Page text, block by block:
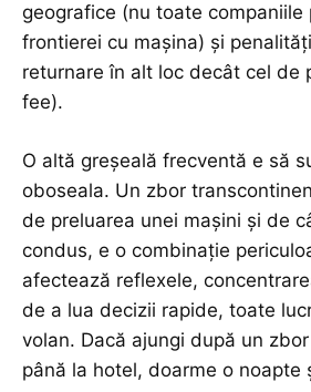
geografice (nu toate companiile
frontierei cu mașina) și
returnare în alt loc decât cel de
fee).
O altă greșeală frecventă e să
oboseala. Un zbor
de preluarea unei mașini și de
condus, e o combinație
afectează reflexele,
de a lua decizii rapide, toate
volan. Dacă ajungi după un
până la hotel, doarme o noapte